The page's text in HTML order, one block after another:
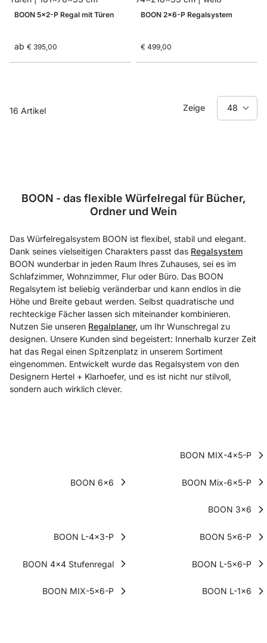
BOON 5x2-P Regal mit Türen
ab € 395,00
BOON 2x6-P Regalsystem
€ 499,00
16 Artikel Zeige
BOON - das flexible Würfelregal für Bücher,
Ordner und Wein
Das Würfelregalsystem BOON ist flexibel, stabil und elegant.
Dank seines vielseitigen Charakters passt das Regalsystem
BOON wunderbar in jeden Raum Ihres Zuhauses, sei es im
Schlafzimmer, Wohnzimmer, Flur oder Büro. Das BOON
Regalsytem ist beliebig veränderbar und kann endlos in die
Höhe und Breite gebaut werden. Selbst quadratische und
rechteckige Fächer lassen sich miteinander kombinieren.
Nutzen Sie unseren Regalplaner, um Ihr Wunschregal zu
designen. Unsere Kunden sind begeistert: Innerhalb kurzer Zeit
hat das Regal einen Spitzenplatz in unserem Sortiment
eingenommen. Entwickelt wurde das Regalsystem von den
Designern Hertel + Klarhoefer, und es ist nicht nur stilvoll,
sondern auch wirklich clever.
BOON MIX-4x5-P
BOON 6x6 BOON Mix-6x5-P
BOON 3x6
BOON L-4x3-P BOON 5x6-P
BOON 4x4 Stufenregal BOON L-5x6-P
BOON MIX-5x6-P BOON L-1x6